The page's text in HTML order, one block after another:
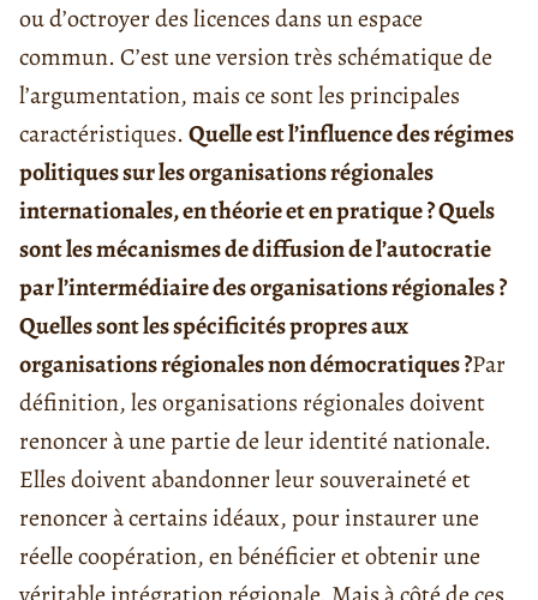
ou d’octroyer des licences dans un espace
commun. C’est une version très schématique de
l’argumentation, mais ce sont les principales
caractéristiques.Quelle est l’influence des régimes
politiques sur les organisations régionales
internationales, en théorie et en pratique ? Quels
sont les mécanismes de diffusion de l’autocratie
par l’intermédiaire des organisations régionales ?
Quelles sont les spécificités propres aux
organisations régionales non démocratiques ?Par
définition, les organisations régionales doivent
renoncer à une partie de leur identité nationale.
Elles doivent abandonner leur souveraineté et
renoncer à certains idéaux, pour instaurer une
réelle coopération, en bénéficier et obtenir une